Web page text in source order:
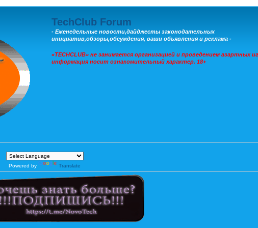
TechClub Forum
- Еженедельные новости,дайджесты законодательных
инициатив,обзоры,обсуждения, ваши объявления и реклама -
«TECHCLUB» не занимается организацией и проведением азартных
информация носит ознакомительный характер. 18+
Powered by Translate